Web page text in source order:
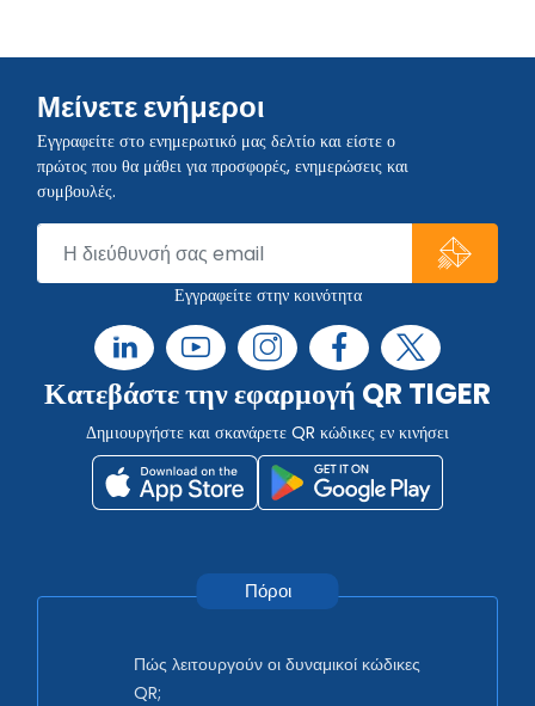
Μείνετε ενήμεροι
Εγγραφείτε στο ενημερωτικό μας δελτίο και είστε ο
πρώτος που θα μάθει για προσφορές, ενημερώσεις και
συμβουλές.
Εγγραφείτε στην κοινότητα
Κατεβάστε την εφαρμογή QR TIGER
Δημιουργήστε και σκανάρετε QR κώδικες εν κινήσει
Πόροι
Πώς λειτουργούν οι δυναμικοί κώδικες
QR;